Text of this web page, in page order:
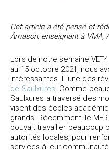
Cet article a été pensé et
Árnason, enseignant à VMA,
Lors de notre semaine
au 15 octobre 2021, nous
intéressantes. L’une des
de Saulxures. Comme
Saulxures a traversé des
visent des écoles
grands. Récemment, le
pouvait travailler beaucoup
autorités locales, pour
services à leur